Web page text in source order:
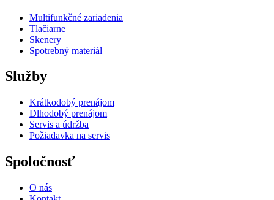
Multifunkčné zariadenia
Tlačiarne
Skenery
Spotrebný materiál
Služby
Krátkodobý prenájom
Dlhodobý prenájom
Servis a údržba
Požiadavka na servis
Spoločnosť
O nás